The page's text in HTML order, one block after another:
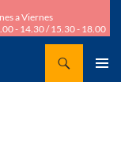
a Viernes
- 14.30 / 15.30 - 18.00